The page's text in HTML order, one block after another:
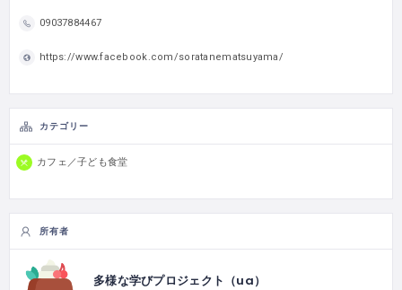
09037884467
https://www.facebook.com/soratanematsuyama/
カテゴリー
カフェ／子ども食堂
所有者
多様な学びプロジェクト（ua）